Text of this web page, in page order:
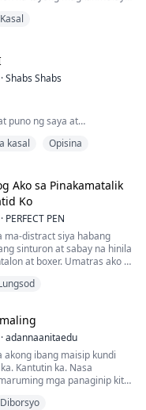
na may bahagyang pag-
nag-init ang ulo niya.
lalaki? Isang taon na
nakatakas sa selda,
Kasal
·Shabs Shabs
puno ng saya at
ko pa rin kung ano ang
hanggang ngayon.
pinakapuso ng aking
ang lahat...
kasal Opisina
Ako sa Pinakamatalik
Ko
· PERFECT PEN
ma-distract siya habang
sinturon at sabay na hinila
at boxer. Umatras ako at
na ganito kalaki at
ka ba?" Ngumiti
ako ...
·adannaanitaedu
akong ibang maisip kundi
Kantutin ka. Nasa
mga panaginip kita,
Diborsyo